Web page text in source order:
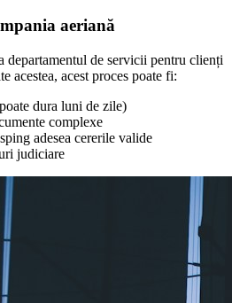
aeriană
departamentul de servicii pentru clienți
acestea, acest proces poate fi:
dura luni de zile)
complexe
adesea cererile valide
judiciare